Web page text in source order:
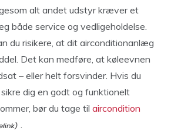
alt andet udstyr kræver et
både service og vedligeholdelse.
du risikere, at dit airconditionanlæg
Det kan medføre, at køleevnen
– eller helt forsvinder. Hvis du
dig en godt og funktionelt
bør du tage til aircondition
.